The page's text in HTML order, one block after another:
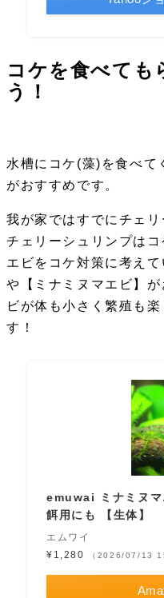
コケを食べても
う！
水槽にコケ(藻)を食べて
がおすすめです。
我が家ではすでにチェ
チェリーシュリンプはコ
エビをコケ対策に考え
や【ミナミヌマエビ】
ビが体も小さく繁殖も
す！
emuwai ミナミヌマ
餌用にも 【生体】
エムワイ
¥1,280
（2026/07/13